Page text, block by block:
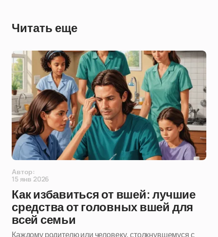
Читать еще
Автор:
15 янв 2026
Как избавиться от вшей: лучшие
средства от головных вшей для
всей семьи
Каждому родителю или человеку, столкнувшемуся с